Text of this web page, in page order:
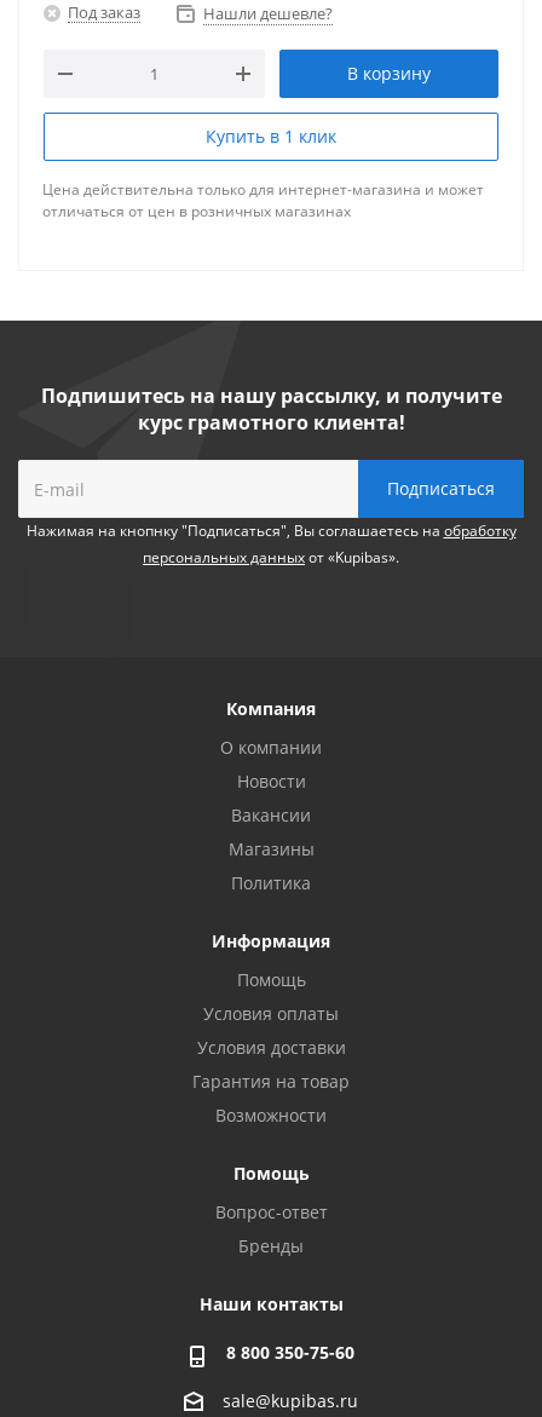
Под заказ Нашли дешевле?
В корзину
Купить в 1 клик
Цена действительна только для интернет-магазина и может
отличаться от цен в розничных магазинах
Подпишитесь на нашу рассылку, и получите
курс грамотного клиента!
Нажимая на кнопнку "Подписаться", Вы соглашаетесь на обработку
персональных данныхот «Kupibas».
Компания
О компании
Новости
Вакансии
Магазины
Политика
Информация
Помощь
Условия оплаты
Условия доставки
Гарантия на товар
Возможности
Помощь
Вопрос-ответ
Бренды
Наши контакты
8 800 350-75-60
sale@kupibas.ru